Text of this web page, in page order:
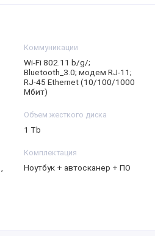
Коммуникации
Wi-Fi 802.11 b/g/;
Bluetooth_3.0; модем RJ-11;
RJ-45 Ethernet (10/100/1000
Мбит)
Объем жесткого диска
1 Tb
Комплектация
Ноутбук + автосканер + ПО